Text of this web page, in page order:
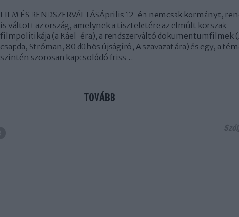
FILM ÉS RENDSZERVÁLTÁSÁprilis 12-én nemcsak kormányt,
is váltott az ország, amelynek a tiszteletére az elmúlt korszak
filmpolitikája (a Káel-éra), a rendszerváltó dokumentumfilmek
csapda, Stróman, 80 dühös újságíró, A szavazat ára) és egy, a
szintén szorosan kapcsolódó friss…
TOVÁBB